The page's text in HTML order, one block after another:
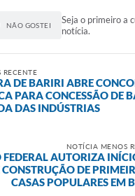
NÃO GOSTEI
Seja o primeiro a
notícia.
DE BARIRI ABRE
PARA CONCESSÃO DE
DAS INDÚSTRIAS
NOTÍCIA MENOS
FEDERAL AUTORIZA
CONSTRUÇÃO DE
CASAS POPULARES EM